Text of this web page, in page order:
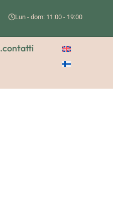
Lun - dom: 11:00 - 19:00
.contatti